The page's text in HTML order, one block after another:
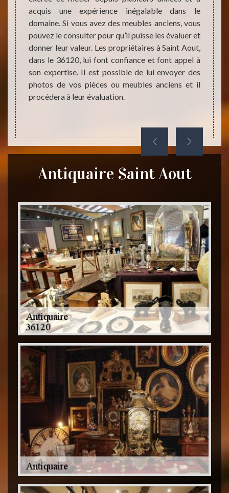
le. Il
; il
ses
est
prix
acquis une expérience inégalable dans le
domaine. Si vous avez des meubles anciens, vous
pouvez le consulter pour qu’il puisse les évaluer et
donner leur valeur. Les propriétaires à Saint Aout,
dans le 36120, lui font confiance et font appel à
son expertise. Il est possible de lui envoyer des
photos de vos pièces ou meubles anciens et il
procédera à leur évaluation.
pour
Antiquaire Saint Aout